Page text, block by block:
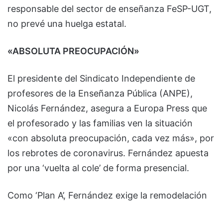
responsable del sector de enseñanza FeSP-UGT,
no prevé una huelga estatal.
«ABSOLUTA PREOCUPACIÓN»
El presidente del Sindicato Independiente de
profesores de la Enseñanza Pública (ANPE),
Nicolás Fernández, asegura a Europa Press que
el profesorado y las familias ven la situación
«con absoluta preocupación, cada vez más», por
los rebrotes de coronavirus. Fernández apuesta
por una ‘vuelta al cole’ de forma presencial.
Como ‘Plan A’, Fernández exige la remodelación